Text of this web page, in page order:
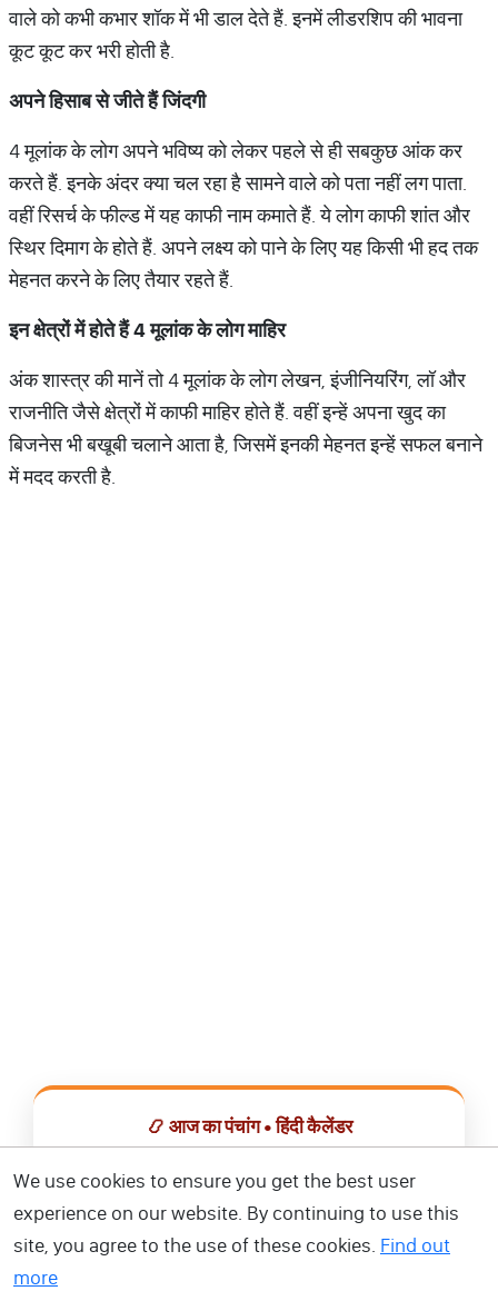
वाले को कभी कभार शॉक में भी डाल देते हैं. इनमें लीडरशिप की भावना
कूट कूट कर भरी होती है.
अपनेहिसाबसेजीतेहैंजिंदगी
4 मूलांक के लोग अपने भविष्य को लेकर पहले से ही सबकुछ आंक कर
करते हैं. इनके अंदर क्या चल रहा है सामने वाले को पता नहीं लग पाता.
वहीं रिसर्च के फील्ड में यह काफी नाम कमाते हैं. ये लोग काफी शांत और
स्थिर दिमाग के होते हैं. अपने लक्ष्य को पाने के लिए यह किसी भी हद तक
मेहनत करने के लिए तैयार रहते हैं.
इनक्षेत्रोंमेंहोतेहैं4मूलांककेलोगमाहिर
अंक शास्त्र की मानें तो 4 मूलांक के लोग लेखन, इंजीनियरिंग, लॉ और
राजनीति जैसे क्षेत्रों में काफी माहिर होते हैं. वहीं इन्हें अपना खुद का
बिजनेस भी बखूबी चलाने आता है, जिसमें इनकी मेहनत इन्हें सफल बनाने
में मदद करती है.
📿 आज का पंचांग • हिंदी कैलेंडर
📅 हिंदी कैलेंडर ऐप डाउनलोड करें
We use cookies to ensure you get the best user
experience on our website. By continuing to use this
site, you agree to the use of these cookies. Find out
more